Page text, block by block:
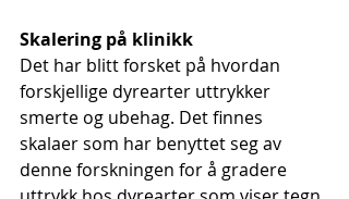
Skalering på klinikk
Det har blitt forsket på hvordan
forskjellige dyrearter uttrykker
smerte og ubehag. Det finnes
skalaer som har benyttet seg av
denne forskningen for å gradere